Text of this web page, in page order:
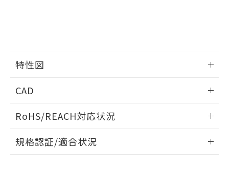
特性図
入力電圧-入力電流/入力インピーダンス特性
CAD
ドすることができます。
ログイン/会員登録
RoHS/REACH対応状況
EU RoHS 注意事項・凡例
規格認証/適合状況
および当社の共同利用者が、当社の製
の共同利用に関して"
の「1.共同利
用者の範囲」に記載されている法人を
指します。
下記の非含有証明書をダウンロードするこ
とができます。
51物質の非含有証明書（当社基準）
※本証明書は発行日時点で非含有を証明す
るもので、過去に遡って非含有を証明する
また、RoHS指令のフタル酸エステル類４
物質の対応では、対応完了までの期間は出